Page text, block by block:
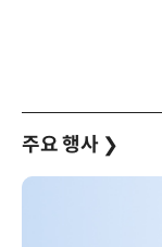
주요 행사 ❯